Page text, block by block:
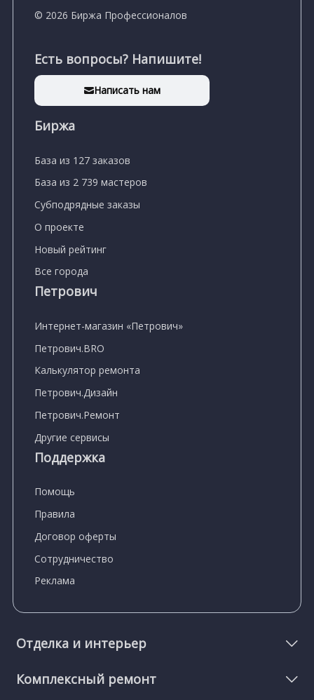
© 2026 Биржа Профессионалов
Есть вопросы? Напишите!
Написать нам
Биржа
База из 127 заказов
База из 2 739 мастеров
Субподрядные заказы
О проекте
Новый рейтинг
Все города
Петрович
Интернет-магазин «Петрович»
Петрович.BRO
Калькулятор ремонта
Петрович.Дизайн
Петрович.Ремонт
Другие сервисы
Поддержка
Помощь
Правила
Договор оферты
Сотрудничество
Реклама
Отделка и интерьер
Комплексный ремонт